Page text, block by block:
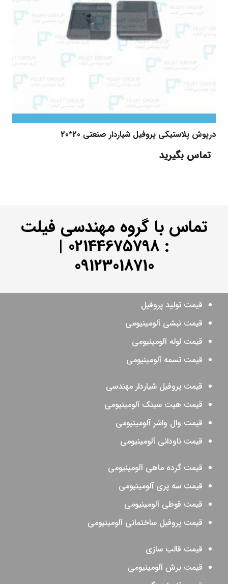
درپوش پلاستیکی پروفیل شیاردار صنعتی 20*20
تماس بگیرید
تماس با گروه مهندسی فیلت
:
02144675798
|
09123018710
قیمت تولید پروفیل
قیمت نبشی آلومینیومی
قیمت لوله آلومینیومی
قیمت تسمه آلومینیومی
قیمت پروفیل شیاردار مهندسی
قیمت هیت سینک آلومینیومی
قیمت وال واشر آلومینیومی
قیمت ناودانی آلومینیومی
قیمت گرده ماهی آلومینیومی
قیمت سه پری آلومینیومی
قیمت قوطی آلومینیومی
قیمت پروفیل ساختمانی آلومینیومی
قیمت قالب سازی
قیمت برش آلومینیومی